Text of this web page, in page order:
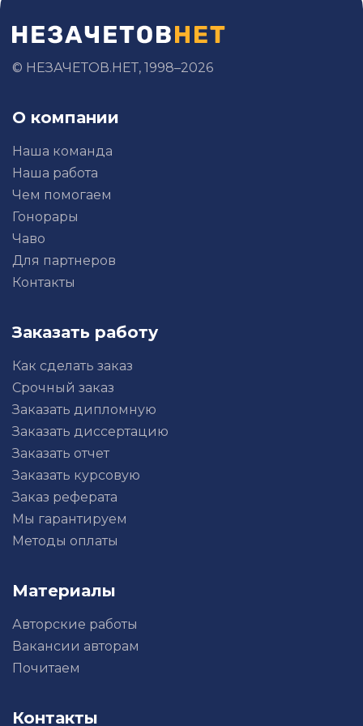
© НЕЗАЧЕТОВ.НЕТ, 1998–2026
О компании
Наша команда
Наша работа
Чем помогаем
Гонорары
Чаво
Для партнеров
Контакты
Заказать работу
Как сделать заказ
Срочный заказ
Заказать дипломную
Заказать диссертацию
Заказать отчет
Заказать курсовую
Заказ реферата
Мы гарантируем
Методы оплаты
Материалы
Авторские работы
Вакансии авторам
Почитаем
Контакты